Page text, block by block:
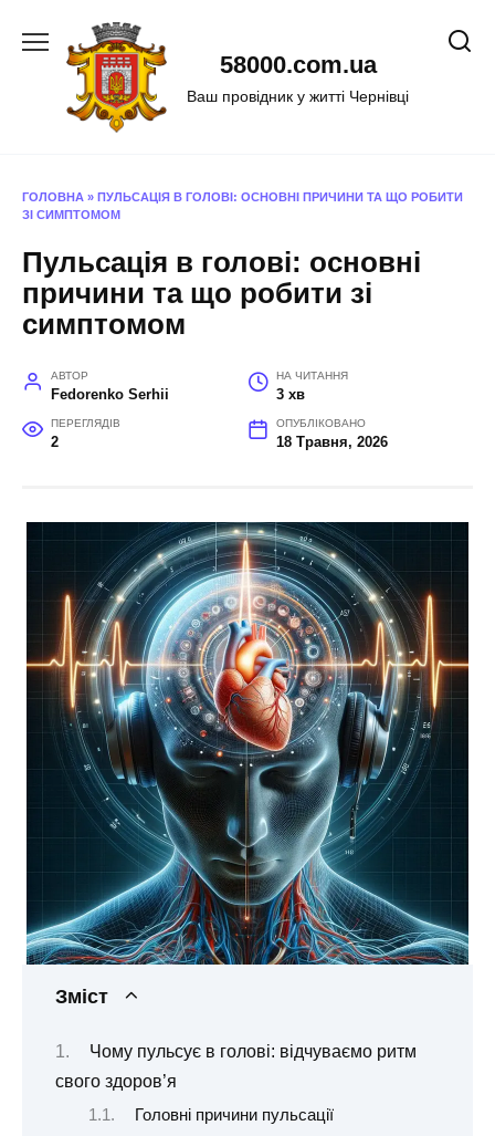
58000.com.ua
Ваш провідник у житті Чернівці
ГОЛОВНА » ПУЛЬСАЦІЯ В ГОЛОВІ: ОСНОВНІ ПРИЧИНИ ТА ЩО РОБИТИ
ЗІ СИМПТОМОМ
Пульсація в голові: основні
причини та що робити зі
симптомом
АВТОР
Fedorenko Serhii
НА ЧИТАННЯ
3 хв
ПЕРЕГЛЯДІВ
2
ОПУБЛІКОВАНО
18 Травня, 2026
Зміст
Чому пульсує в голові: відчуваємо ритм
свого здоров’я
Головні причини пульсації